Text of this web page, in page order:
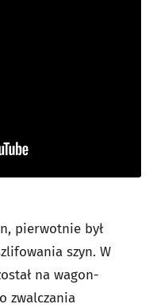
pierwotnie był
szyn. W
na wagon-
zwalczania